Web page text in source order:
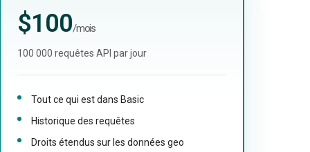
$100/mois
100 000 requêtes API par jour
Tout ce qui est dans Basic
Historique des requêtes
Droits étendus sur les données geo